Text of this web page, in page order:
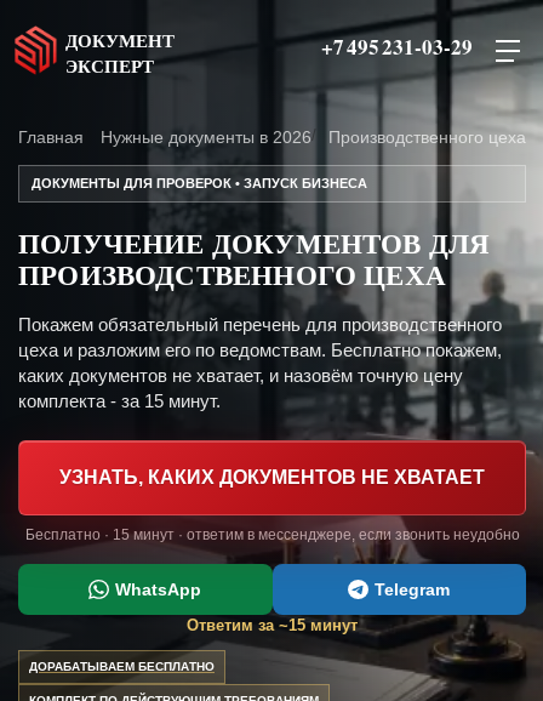
ДОКУМЕНТ
ЭКСПЕРТ
+7 495 231-03-29
Главная Нужные документы в 2026 Производственного цеха
ДОКУМЕНТЫ ДЛЯ ПРОВЕРОК • ЗАПУСК БИЗНЕСА
ПОЛУЧЕНИЕ ДОКУМЕНТОВ ДЛЯ
ПРОИЗВОДСТВЕННОГО ЦЕХА
Покажем обязательный перечень для производственного
цеха и разложим его по ведомствам. Бесплатно покажем,
каких документов не хватает, и назовём точную цену
комплекта - за 15 минут.
УЗНАТЬ, КАКИХ ДОКУМЕНТОВ НЕ ХВАТАЕТ
Бесплатно · 15 минут · ответим в мессенджере, если звонить неудобно
WhatsApp Telegram
Ответим за ~15 минут
ДОРАБАТЫВАЕМ БЕСПЛАТНО